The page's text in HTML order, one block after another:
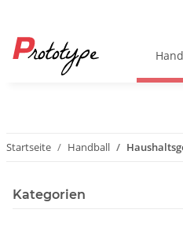
Startseite Handball
Kategorien